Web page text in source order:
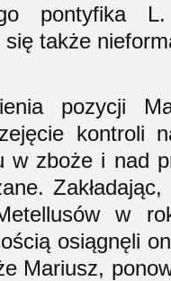
pontyfika
się także
pozycji
kontroli
w zboże i nad
w
osiągnęli
Mariusz,